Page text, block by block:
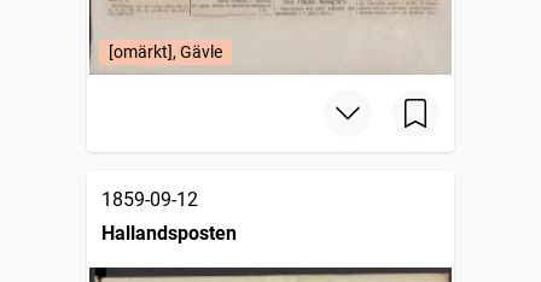
[omärkt], Gävle
1859-09-12
Hallandsposten